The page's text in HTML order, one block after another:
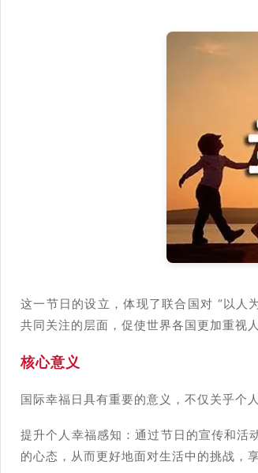
这一节日的设立，体现了联合国对 “以人
共同关注的层面，促使世界各国更加重视
核心意义
国际幸福日具有重要的意义，不仅关乎个
提升个人幸福感知：通过节日的宣传和活
的心态，从而更好地面对生活中的挑战，